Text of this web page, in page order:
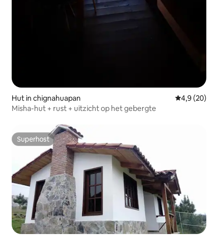
Hut in chignahuapan Gemiddelde
4,9 (20)
Misha-hut + rust + uitzicht op het gebergte
Superhost
Superhost